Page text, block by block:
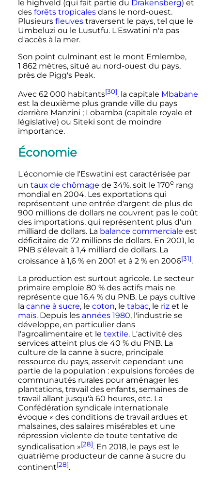
le highveld (qui fait partie du Drakensberg) et
des forêts tropicalesdans le nord-ouest.
Plusieurs fleuvestraversent le pays, tel que le
Umbeluzi ou le Lusutfu. L'Eswatini n'a pas
d'accès à la mer.
Son point culminant est le mont Emlembe,
1 862 mètres, situé au nord-ouest du pays,
près de Pigg's Peak.
Avec 62 000 habitants[30], la capitale Mbabane
est la deuxième plus grande ville du pays
derrière Manzini ; Lobamba (capitale royale et
législative) ou Siteki sont de moindre
importance.
Économie
L'économie de l'Eswatini est caractérisée par
un taux de chômage de 34%, soit le 170e rang
mondial en 2004. Les exportations qui
représentent une entrée d'argent de plus de
900 millionsde dollars ne couvrent pas le coût
des importations, qui représentent plus d'un
milliard de dollars. La balance commerciale est
déficitaire de 72 millionsde dollars. En 2001, le
PNB s'élevait à 1,4 milliard de dollars. La
croissance à 1,6 % en 2001 et à 2 % en 2006[31].
La production est surtout agricole. Le secteur
primaire emploie 80 % des actifs mais ne
représente que 16,4 % du PNB. Le pays cultive
la canne à sucre, le coton, le tabac, le rizet le
maïs. Depuis les années 1980, l'industrie se
développe, en particulier dans
l'agroalimentaire et le textile. L'activité des
services atteint plus de 40 % du PNB. La
culture de la canne à sucre, principale
ressource du pays, asservit cependant une
partie de la population : expulsions forcées de
communautés rurales pour aménager les
plantations, travail des enfants, semaines de
travail allant jusqu'à 60 heures, etc. La
Confédération syndicale internationale
évoque « des conditions de travail ardues et
malsaines, des salaires misérables et une
répression violente de toute tentative de
syndicalisation »[28]. En 2018, le pays est le
quatrième producteur de canne à sucre du
continent[28].